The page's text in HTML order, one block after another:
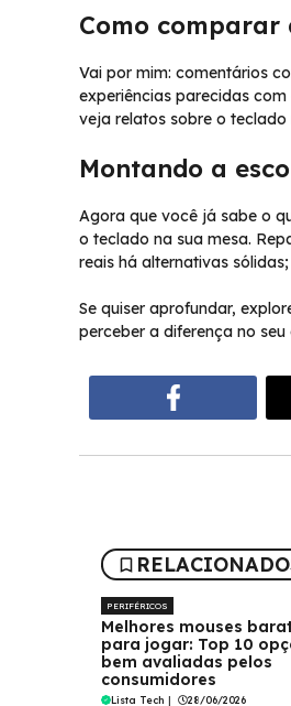
Como comparar
Vai por mim: comentários
experiências parecidas
veja relatos sobre o
Montando a
Agora que você já sabe o
o teclado na sua mesa.
reais há alternativas
Se quiser aprofundar,
perceber a diferença no seu
PERIFÉRICOS
Melhores mouses
para jogar: Top 10
bem avaliadas pelos
consumidores
Lista Tech 28/06/2026